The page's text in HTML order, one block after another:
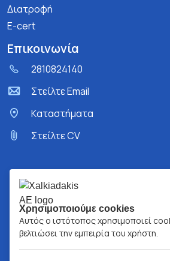
Διατροφή
E-cert
Επικοινωνία
2810824140
Στείλτε Email
Kαταστήματα
Στείλτε CV
Χρησιμοποιούμε cookies
Αυτός ο ιστότοπος χρησιμοποιεί
βελτιώσει την εμπειρία του χρήστη.